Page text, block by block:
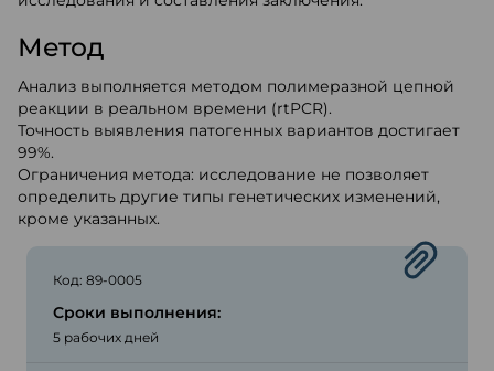
Метод
Анализ выполняется методом полимеразной цепной
реакции в реальном времени (rtPCR).
Точность выявления патогенных вариантов достигает
99%.
Ограничения метода: исследование не позволяет
определить другие типы генетических изменений,
кроме указанных.
Код: 89-0005
Сроки выполнения:
5 рабочих дней